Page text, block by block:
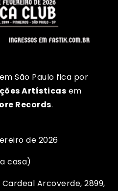
São Paulo fica por
Artísticas em
Records.
de 2026
casa)
Arcoverde, 2899,